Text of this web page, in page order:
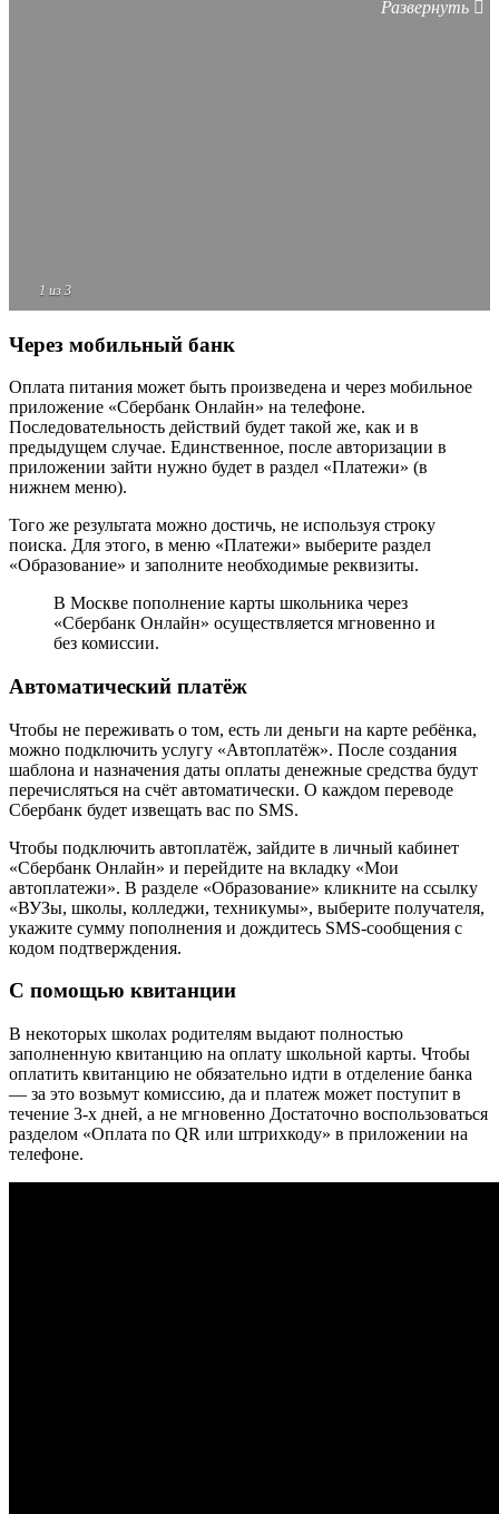
1 из 3
Через мобильный банк
Оплата питания может быть произведена и через мобильное
приложение «Сбербанк Онлайн» на телефоне.
Последовательность действий будет такой же, как и в
предыдущем случае. Единственное, после авторизации в
приложении зайти нужно будет в раздел «Платежи» (в
нижнем меню).
Того же результата можно достичь, не используя строку
поиска. Для этого, в меню «Платежи» выберите раздел
«Образование» и заполните необходимые реквизиты.
В Москве пополнение карты школьника через
«Сбербанк Онлайн» осуществляется мгновенно и
без комиссии.
Автоматический платёж
Чтобы не переживать о том, есть ли деньги на карте ребёнка,
можно подключить услугу «Автоплатёж». После создания
шаблона и назначения даты оплаты денежные средства будут
перечисляться на счёт автоматически. О каждом переводе
Сбербанк будет извещать вас по SMS.
Чтобы подключить автоплатёж, зайдите в личный кабинет
«Сбербанк Онлайн» и перейдите на вкладку «Мои
автоплатежи». В разделе «Образование» кликните на ссылку
«ВУЗы, школы, колледжи, техникумы», выберите получателя,
укажите сумму пополнения и дождитесь SMS-сообщения с
кодом подтверждения.
С помощью квитанции
В некоторых школах родителям выдают полностью
заполненную квитанцию на оплату школьной карты. Чтобы
оплатить квитанцию не обязательно идти в отделение банка
— за это возьмут комиссию, да и платеж может поступит в
течение 3-х дней, а не мгновенно Достаточно воспользоваться
разделом «Оплата по QR или штрихкоду» в приложении на
телефоне.